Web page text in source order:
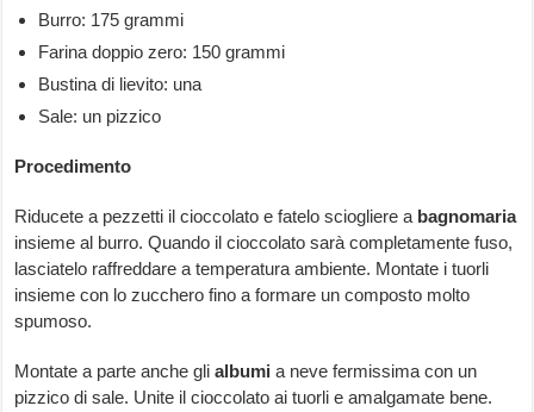
Burro: 175 grammi
Farina doppio zero: 150 grammi
Bustina di lievito: una
Sale: un pizzico
Procedimento
Riducete a pezzetti il cioccolato e fatelo sciogliere a bagnomaria
insieme al burro. Quando il cioccolato sarà completamente fuso,
lasciatelo raffreddare a temperatura ambiente. Montate i tuorli
insieme con lo zucchero fino a formare un composto molto
spumoso.
Montate a parte anche glialbumi a neve fermissima con un
pizzico di sale. Unite il cioccolato ai tuorli e amalgamate bene.